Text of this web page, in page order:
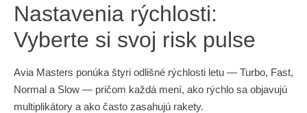
Nastavenia rýchlosti:
Vyberte si svoj risk pulse
Avia Masters ponúka štyri odlišné rýchlosti letu — Turbo, Fast,
Normal a Slow — pričom každá mení, ako rýchlo sa objavujú
multiplikátory a ako často zasahujú rakety.